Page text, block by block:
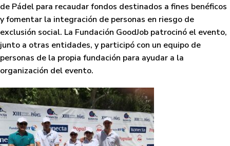
de Pádel para recaudar fondos destinados a fines benéficos
y fomentar la integración de personas en riesgo de
exclusión social. La Fundación GoodJob patrocinó el evento,
junto a otras entidades, y participó con un equipo de
personas de la propia fundación para ayudar a la
organización del evento.